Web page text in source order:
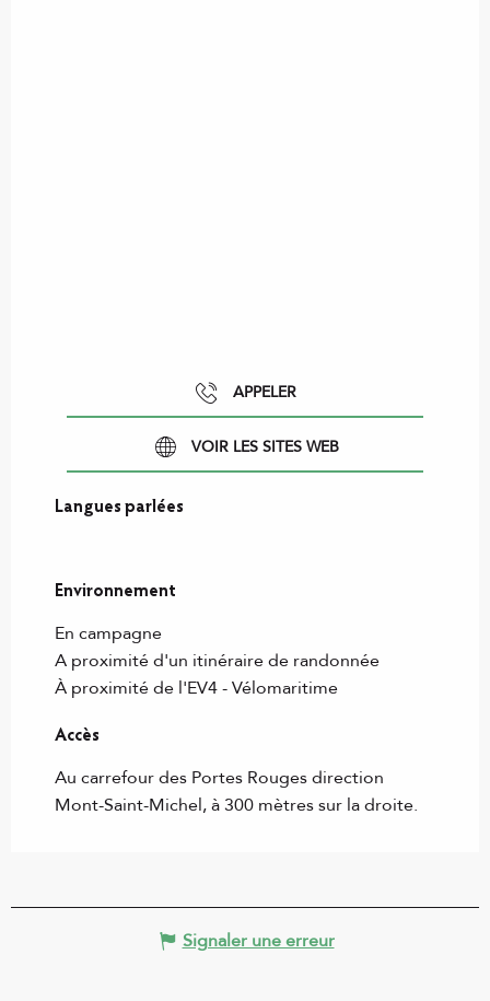
APPELER
VOIR LES SITES WEB
Langues parlées
Langues parlées
Environnement
Environnement
En campagne
A proximité d'un itinéraire de randonnée
À proximité de l'EV4 - Vélomaritime
Accès
Accès
Au carrefour des Portes Rouges direction
Mont-Saint-Michel, à 300 mètres sur la droite.
Signaler une erreur